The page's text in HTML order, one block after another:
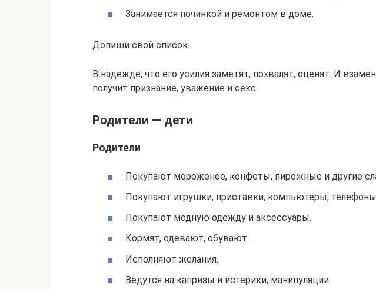
Занимается починкой и ремонтом в доме.
Допиши свой список.
В надежде, что его усилия заметят, похвалят, оценят. И
получит признание, уважение и секс.
Родители — дети
Родители
Покупают мороженое, конфеты, пирожные и другие
Покупают игрушки, приставки, компьютеры,
Покупают модную одежду и аксессуары.
Кормят, одевают, обувают…
Исполняют желания.
Ведутся на капризы и истерики, манипуляции…